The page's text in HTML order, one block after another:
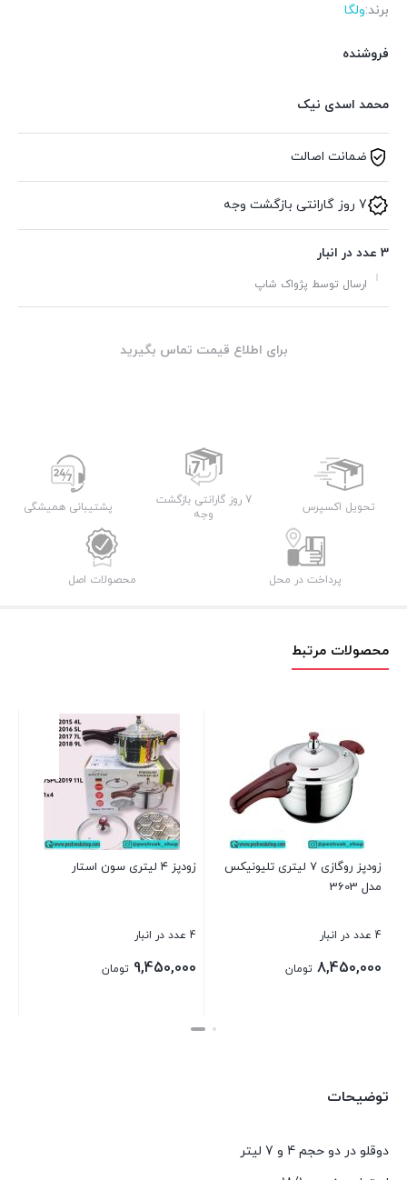
برند:ولگا
فروشنده
محمد اسدی نیک
ضمانت اصالت
7 روز گارانتی بازگشت وجه
3 عدد در انبار
ارسال توسط پژواک شاپ
برای اطلاع قیمت تماس بگیرید
تحویل اکسپرس
7 روز گارانتی بازگشت
وجه
پشتیبانی همیشگی
پرداخت در محل محصولات اصل
محصولات مرتبط
زودپز روگازی 7 لیتری تلیونیکس
مدل 3603
4 عدد در انبار
8,450,000 تومان
زودپز ۴ لیتری سون استار
4 عدد در انبار
9,450,000 تومان
بستن
توضیحات
دوقلو در دو حجم 4 و 7 لیتر